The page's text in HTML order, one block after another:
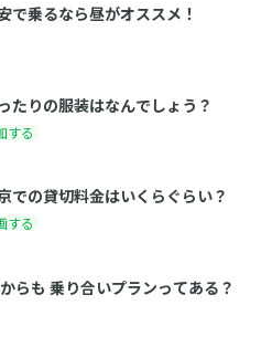
で乗るなら昼がオススメ！
たりの服装はなんでしょう？
する
の貸切料金はいくらぐらい？
する
らも 乗り合いプランってある？